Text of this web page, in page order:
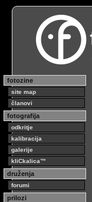
fotozine
site map
članovi
fotografija
odkritje
kalibracija
galerije
kliCkalica™
druženja
forumi
prilozi